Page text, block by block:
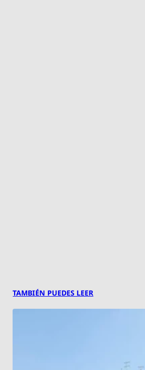
TAMBIÉN PUEDES LEER